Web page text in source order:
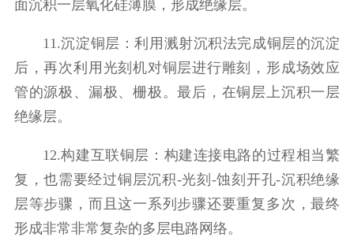
面沉积一层氧化硅薄膜，形成绝缘层。
11.沉淀铜层：利用溅射沉积法完成铜层的沉淀
后，再次利用光刻机对铜层进行雕刻，形成场效应
管的源极、漏极、栅极。最后，在铜层上沉积一层
绝缘层。
12.构建互联铜层：构建连接电路的过程相当繁
复，也需要经过铜层沉积-光刻-蚀刻开孔-沉积绝缘
层等步骤，而且这一系列步骤还要重复多次，最终
形成非常非常复杂的多层电路网络。